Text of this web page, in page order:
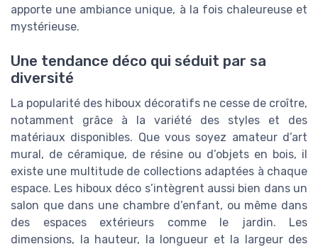
apporte une ambiance unique, à la fois chaleureuse et
mystérieuse.
Une tendance déco qui séduit par sa
diversité
La popularité des hiboux décoratifs ne cesse de croître,
notamment grâce à la variété des styles et des
matériaux disponibles. Que vous soyez amateur d’art
mural, de céramique, de résine ou d’objets en bois, il
existe une multitude de collections adaptées à chaque
espace. Les hiboux déco s’intègrent aussi bien dans un
salon que dans une chambre d’enfant, ou même dans
des espaces extérieurs comme le jardin. Les
dimensions, la hauteur, la longueur et la largeur des